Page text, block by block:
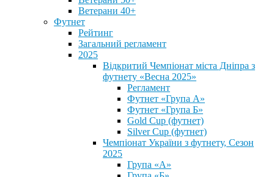
Ветерани 40+
Футнет
Рейтинг
Загальний регламент
2025
Відкритий Чемпіонат міста Дніпра з
футнету «Весна 2025»
Регламент
Футнет «Група А»
Футнет «Група Б»
Gold Cup (футнет)
Silver Cup (футнет)
Чемпіонат України з футнету, Сезон
2025
Група «А»